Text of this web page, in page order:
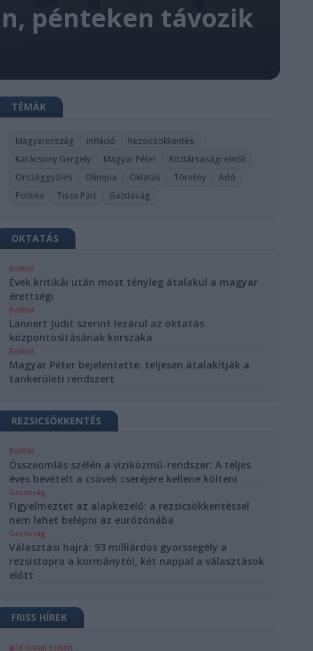
pénteken távozik
TÉMÁK
Magyarország Infláció
Rezsicsökkentés
Karácsony Gergely
Magyar Péter
Köztársasági elnök
Országgyűlés
Olimpia Oktatás Törvény
Adó
Politika
Tisza Párt Gazdaság
OKTATÁS
Belföld
Évek kritikái után most tényleg átalakul a magyar
érettségi
Belföld
Lannert Judit szerint lezárul az oktatás
központosításának korszaka
Belföld
Magyar Péter bejelentette: teljesen átalakítják a
tankerületi rendszert
REZSICSÖKKENTÉS
Belföld
Összeomlás szélén a víziközmű-rendszer: A teljes
éves bevételt a csövek cseréjére kellene költeni
Gazdaság
Figyelmeztet az alapkezelő: a rezsicsökkentéssel
nem lehet belépni az eurózónába
Gazdaság
Választási hajrá: 93 milliárdos gyorssegély a
rezsistopra a kormánytól, két nappal a választások
előtt
FRISS HÍREK
18 órával ezelőtt